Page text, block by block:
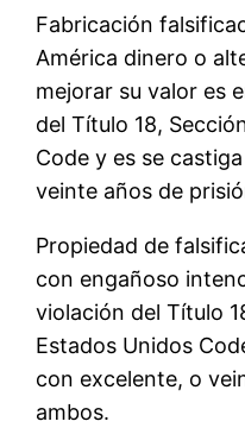
Fabricación
América dinero o
mejorar su valor es
del Título 18,
Code y es se
veinte años de
Propiedad de
con engañoso
violación del Título
Estados Unidos
con excelente, o
ambos.